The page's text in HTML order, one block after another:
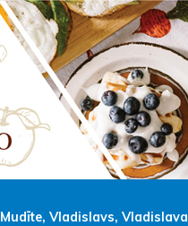
Mudīte, Vladislavs, Vladislava